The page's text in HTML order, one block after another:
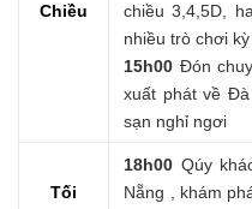
Chiều
chiều 3,4,5D,
nhiều trò chơi
15h00 Đón
xuất phát về
sạn nghỉ ngơi
Tối
18h00 Qúy
Nẵng , khám